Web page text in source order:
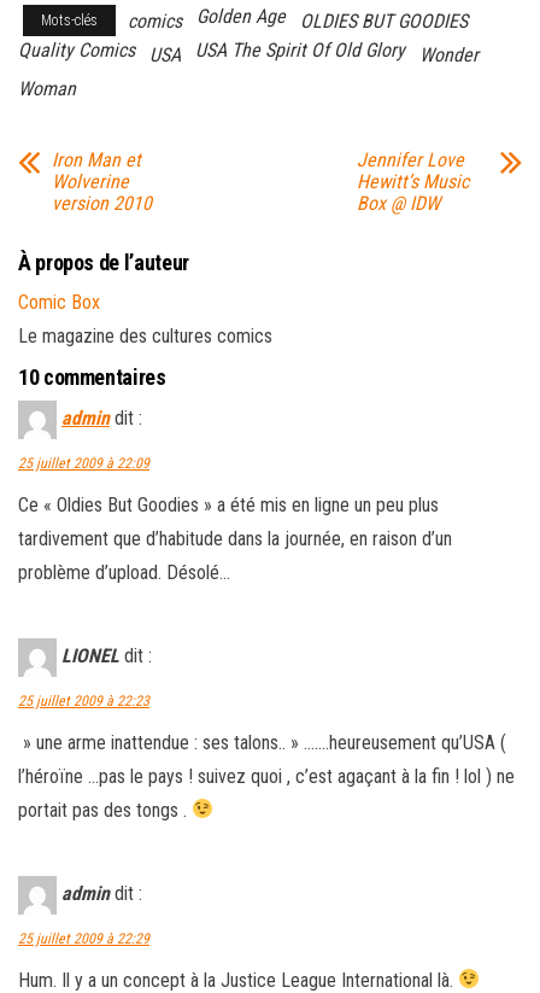
Mots-clés comics Golden Age
OLDIES BUT GOODIES
Quality Comics
USA USA The Spirit Of Old Glory
Wonder
Woman
Iron Man et
Wolverine
version 2010
Jennifer Love
Hewitt’s Music
Box @ IDW
À propos de l’auteur
Comic Box
Le magazine des cultures comics
10 commentaires
admin dit :
25 juillet 2009 à 22:09
Ce « Oldies But Goodies » a été mis en ligne un peu plus
tardivement que d’habitude dans la journée, en raison d’un
problème d’upload. Désolé…
LIONEL dit :
25 juillet 2009 à 22:23
» une arme inattendue : ses talons.. » …….heureusement qu’USA (
l’héroïne …pas le pays ! suivez quoi , c’est agaçant à la fin ! lol ) ne
portait pas des tongs .
admin dit :
25 juillet 2009 à 22:29
Hum. Il y a un concept à la Justice League International là.